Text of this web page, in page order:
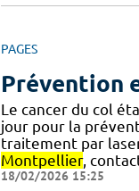
PAGES
Prévention
Le cancer du col
jour pour la
traitement par
Montpellier,
18/02/2026 15:25